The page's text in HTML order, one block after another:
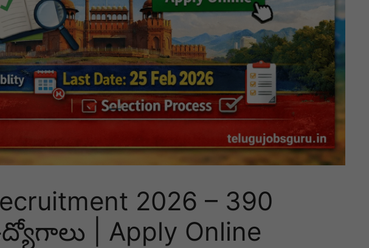
2026 – 390
| Apply Online